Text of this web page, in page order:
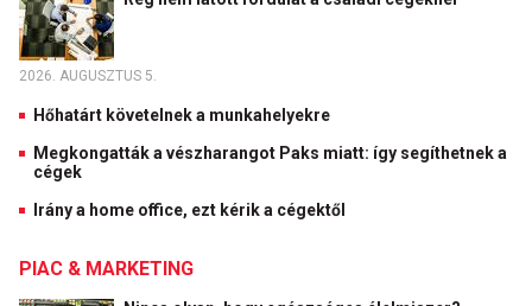
2026. AUGUSZTUS 5.
Hőhatárt követelnek a munkahelyekre
Megkongatták a vészharangot Paks miatt: így segíthetnek a
cégek
Irány a home office, ezt kérik a cégektől
PIAC & MARKETING